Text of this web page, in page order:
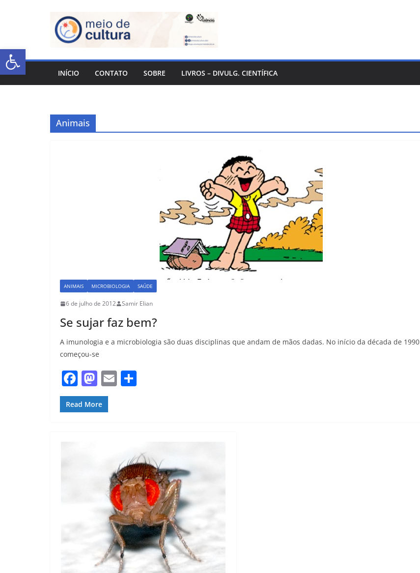
Abrir a barra de ferramentas
INÍCIO CONTATO SOBRE LIVROS – DIVULG. CIENTÍFICA
Animais
ANIMAIS MICROBIOLOGIA SAÚDE
6 de julho de 2012 Samir Elian
Se sujar faz bem?
A imunologia e a microbiologia são duas disciplinas que andam de mãos dadas. No início da década de 1990
começou-se
F
a
c
M
a
st
E
Read More